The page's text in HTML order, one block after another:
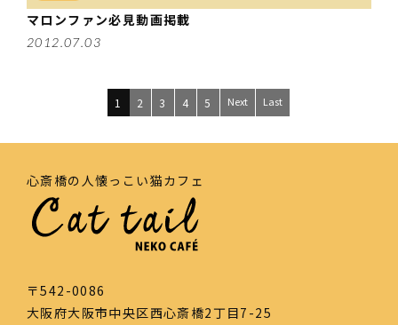
マロンファン必見動画掲載
2012.07.03
1 2 3 4 5 Next Last
心斎橋の人懐っこい猫カフェ
〒542-0086
大阪府大阪市中央区西心斎橋2丁目7-25